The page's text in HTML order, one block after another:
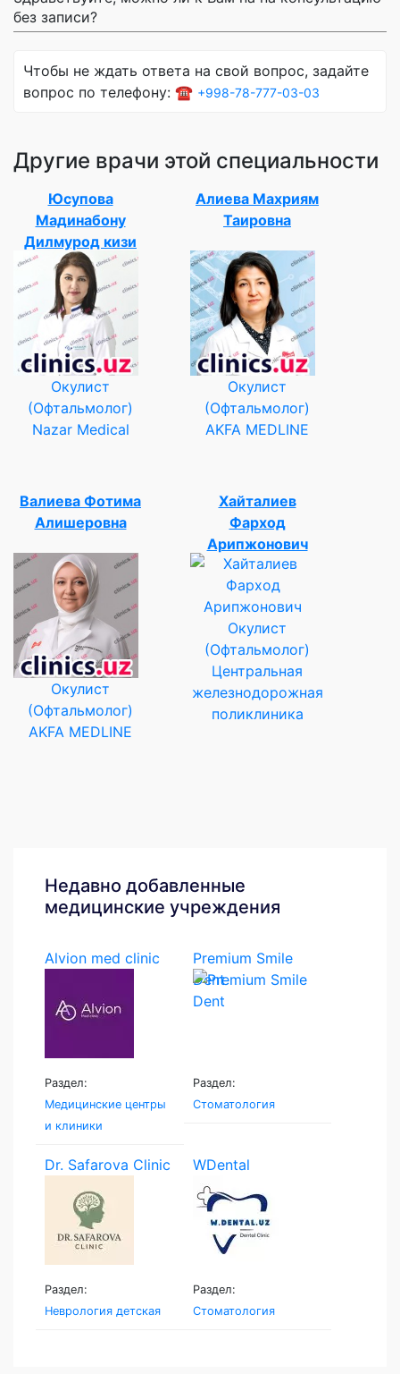
без записи?
Чтобы не ждать ответа на свой вопрос, задайте
вопрос по телефону: ☎️ +998-78-777-03-03
Другие врачи этой специальности
Юсупова
Мадинабону
Дилмурод кизи
Окулист
(Офтальмолог)
Nazar Medical
Алиева Махриям
Таировна
Окулист
(Офтальмолог)
AKFA MEDLINE
Валиева Фотима
Алишеровна
Окулист
(Офтальмолог)
AKFA MEDLINE
Хайталиев
Фарход
Арипжонович
Окулист
(Офтальмолог)
Центральная
железнодорожная
поликлиника
Недавно добавленные
медицинские учреждения
Alvion med clinic
Раздел:
Медицинские центры
и клиники
Premium Smile
Dent
Раздел:
Стоматология
Dr. Safarova Clinic
Раздел:
Неврология детская
WDental
Раздел:
Стоматология